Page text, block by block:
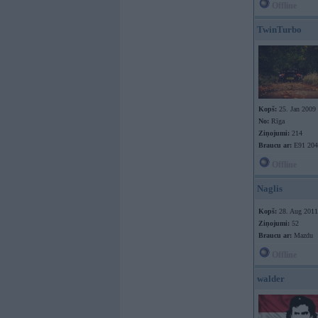
TwinTurbo
Kopš: 25. Jan 2009
No: Rīga
Ziņojumi: 214
Braucu ar: E91
Naglis
Kopš: 28. Aug 2011
Ziņojumi: 52
Braucu ar: Mazdu
walder